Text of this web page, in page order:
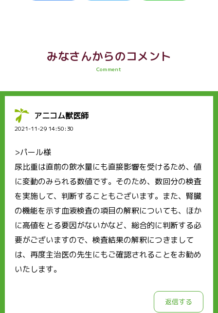
みなさんからのコメント
Comment
アニコム獣医師
2021-11-29 14:50:30
>パール様
尿比重は直前の飲水量にも直接影響を受けるため、値
に変動のみられる数値です。そのため、数回分の検査
を実施して、判断することもございます。また、腎臓
の機能を示す血液検査の項目の解釈についても、ほか
に高値をとる要因がないかなど、総合的に判断する必
要がございますので、検査結果の解釈につきまして
は、再度主治医の先生にもご確認されることをお勧め
いたします。
返信する